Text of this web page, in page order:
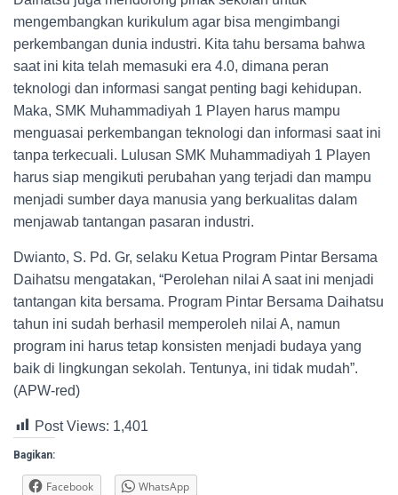
mengembangkan kurikulum agar bisa mengimbangi
perkembangan dunia industri. Kita tahu bersama bahwa
saat ini kita telah memasuki era 4.0, dimana peran
teknologi dan informasi sangat penting bagi kehidupan.
Maka, SMK Muhammadiyah 1 Playen harus mampu
menguasai perkembangan teknologi dan informasi saat ini
tanpa terkecuali. Lulusan SMK Muhammadiyah 1 Playen
harus siap mengikuti perubahan yang terjadi dan mampu
menjadi sumber daya manusia yang berkualitas dalam
menjawab tantangan pasaran industri.
Dwianto, S. Pd. Gr, selaku Ketua Program Pintar Bersama
Daihatsu mengatakan, “Perolehan nilai A saat ini menjadi
tantangan kita bersama. Program Pintar Bersama Daihatsu
tahun ini sudah berhasil memperoleh nilai A, namun
program ini harus tetap konsisten menjadi budaya yang
baik di lingkungan sekolah. Tentunya, ini tidak mudah”.
(APW-red)
Post Views: 1,401
Bagikan:
Facebook WhatsApp